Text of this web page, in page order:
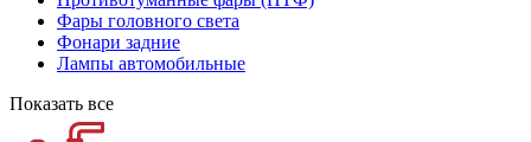
Фары головного света
Фонари задние
Лампы автомобильные
Показать все